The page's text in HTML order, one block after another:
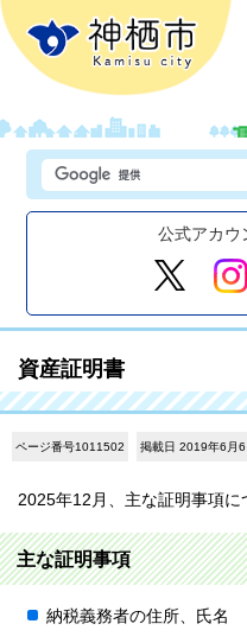
公式アカウ
資産証明書
ページ番号1011502 掲載日 2019年6月6
2025年12月、主な証明事項に
主な証明事項
納税義務者の住所、氏名